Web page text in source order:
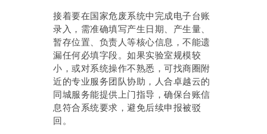
接着要在国家危废系统中完成电子台账
录入，需准确填写产生日期、产生量、
暂存位置、负责人等核心信息，不能遗
漏任何必填字段。如果实验室规模较
小，或对系统操作不熟悉，可找商圈附
近的专业服务团队协助，人合卓越云的
同城服务能提供上门指导，确保台账信
息符合系统要求，避免后续申报被驳
回。